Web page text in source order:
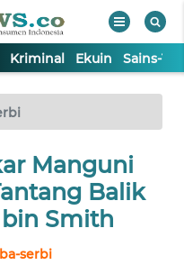
Kriminal Ekuin Sains-
Manguni
Balik
Smith
serbi